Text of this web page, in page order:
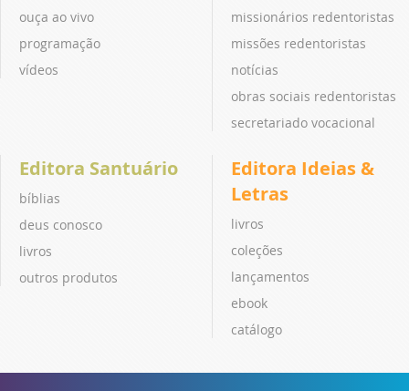
ouça ao vivo
programação
vídeos
missionários redentoristas
missões redentoristas
notícias
obras sociais redentoristas
secretariado vocacional
Editora Santuário
bíblias
deus conosco
livros
outros produtos
Editora Ideias &
Letras
livros
coleções
lançamentos
ebook
catálogo